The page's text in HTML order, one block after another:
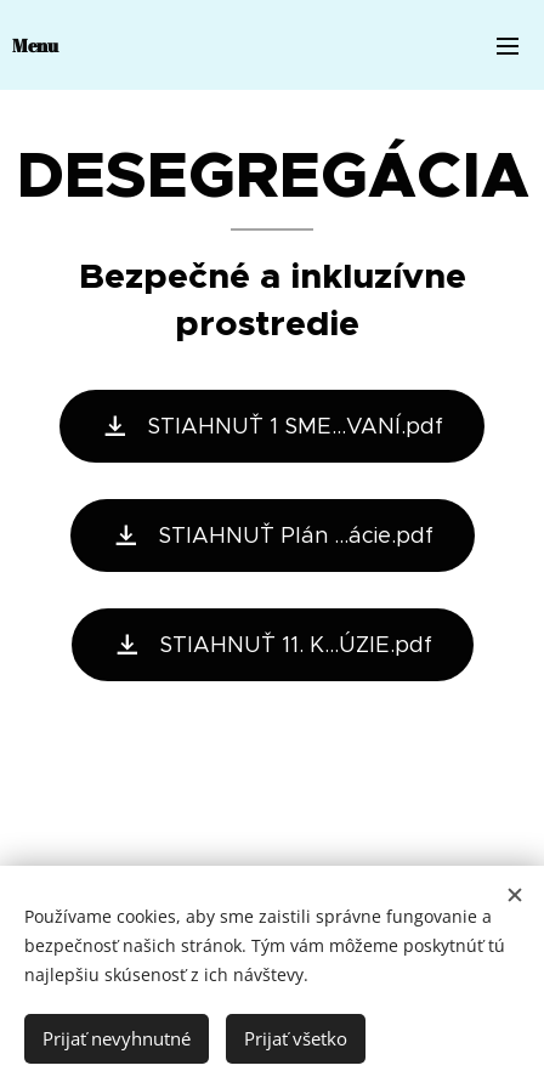
Menu
DESEGREGÁCIA
Bezpečné a inkluzívne
prostredie
STIAHNUŤ 1 SME...VANÍ.pdf
STIAHNUŤ Plán ...ácie.pdf
STIAHNUŤ 11. K...ÚZIE.pdf
Vytvorené službouWebnode
Používame cookies, aby sme zaistili správne fungovanie a
bezpečnosť našich stránok. Tým vám môžeme poskytnúť tú
najlepšiu skúsenosť z ich návštevy.
Prijať nevyhnutné Prijať všetko